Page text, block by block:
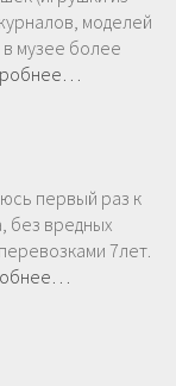
моделей
в музее более
первый раз к
без вредных
7лет.